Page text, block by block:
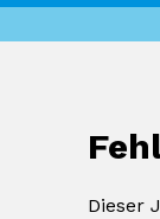
Dieser